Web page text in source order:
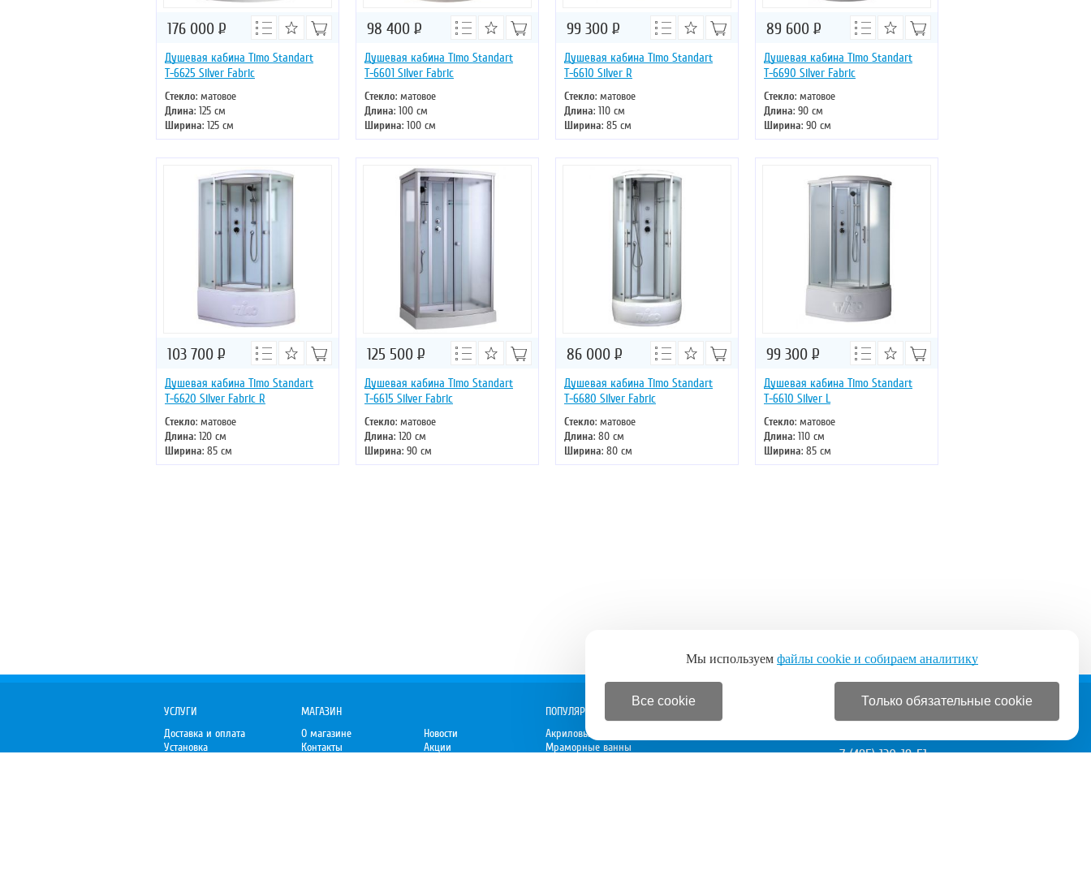
Душевая кабина Timo Standart
Т-6625 Silver Fabric
Стекло: матовое
Длина: 125 см
Ширина: 125 см
Высота: 220 см
Форма: четверть круга
: раздвижные
176 000 Р
Душевая кабина Timo Standart
Т-6601 Silver Fabric
Стекло: матовое
Длина: 100 см
Ширина: 100 см
Высота: 220 см
Форма: четверть круга
: раздвижные
98 400 Р
Душевая кабина Timo Standart
Т-6610 Silver R
Стекло: матовое
Длина: 110 см
Ширина: 85 см
Высота: 220 см
Форма: асимметричная
: раздвижные
99 300 Р
Душевая кабина Timo Standart
Т-6690 Silver Fabric
Стекло: матовое
Длина: 90 см
Ширина: 90 см
Высота: 220 см
Форма: четверть круга
89 600 Р
Душевая кабина Timo Standart
Т-6620 Silver Fabric R
Стекло: матовое
Длина: 120 см
Ширина: 85 см
Высота: 220 см
103 700 Р
Душевая кабина Timo Standart
Т-6615 Silver Fabric
Стекло: матовое
Длина: 120 см
Ширина: 90 см
Высота: 220 см
125 500 Р
Душевая кабина Timo Standart
Т-6680 Silver Fabric
Стекло: матовое
Длина: 80 см
Ширина: 80 см
Высота: 220 см
86 000 Р
Душевая кабина Timo Standart
Т-6610 Silver L
Стекло: матовое
Длина: 110 см
Ширина: 85 см
Высота: 220 см
99 300 Р
УСЛУГИ
Доставка и оплата
Установка
МАГАЗИН
О магазине
Контакты
Новости
Акции
ПОПУЛЯРНОЕ
Акриловые ванны
Мраморные ванны
+7 (495) 120-19-51
Мы используем файлы cookie и собираем аналитику
Все cookie Только обязательные cookie